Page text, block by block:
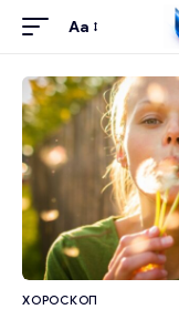
Aa
ХОРОСКОП